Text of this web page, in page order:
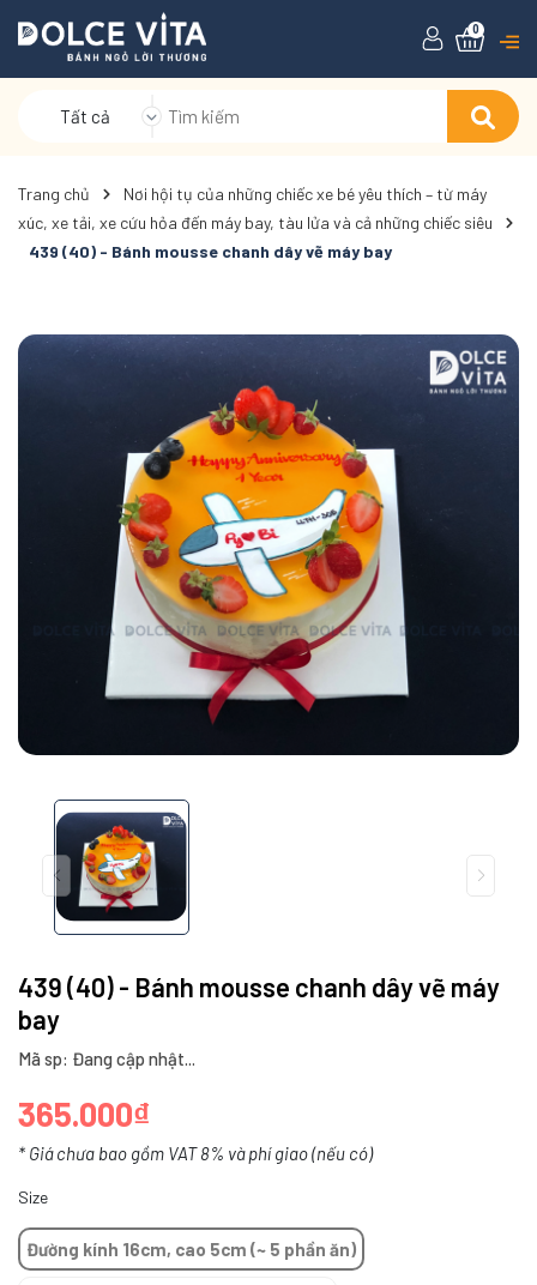
Tất cả
0
Trang chủ
Nơi hội tụ của những chiếc xe bé yêu thích – từ máy
xúc, xe tải, xe cứu hỏa đến máy bay, tàu lửa và cả những chiếc siêu
439 (40) - Bánh mousse chanh dây vẽ máy bay
439 (40) - Bánh mousse chanh dây vẽ máy
bay
Mã sp: Đang cập nhật...
365.000₫
* Giá chưa bao gồm VAT 8% và phí giao (nếu có)
Size
Đường kính 16cm, cao 5cm (~ 5 phần ăn)